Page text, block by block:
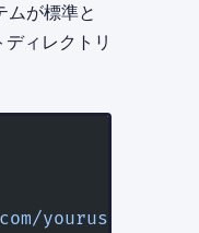
ムが標準と
ィレクトリ
yourusername/